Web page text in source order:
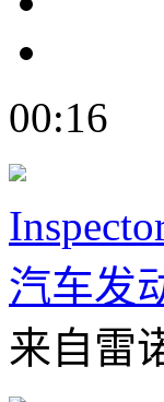
00:16
汽车发
来自雷